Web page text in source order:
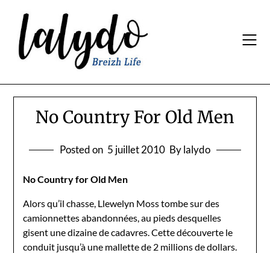
content
No Country For Old Men
Posted on 5 juillet 2010 By lalydo
No Country for Old Men
Alors qu’il chasse, Llewelyn Moss tombe sur des
camionnettes abandonnées, au pieds desquelles
gisent une dizaine de cadavres. Cette découverte le
conduit jusqu’à une mallette de 2 millions de dollars.